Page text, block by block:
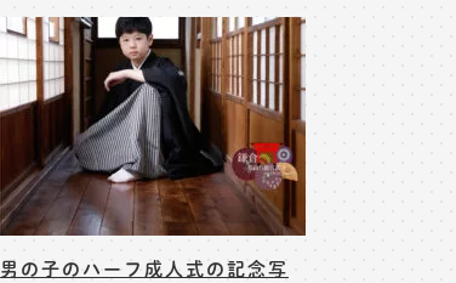
男の子のハーフ成人式の記念写